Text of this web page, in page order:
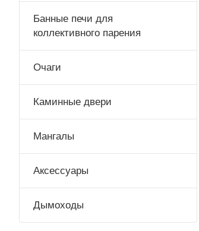
Банные печи для
коллективного парения
Очаги
Каминные двери
Мангалы
Аксессуары
Дымоходы